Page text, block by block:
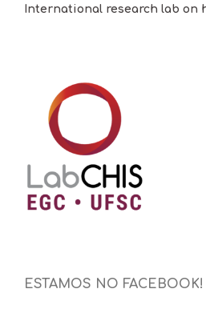
International research lab on
ESTAMOS NO FACEBOOK!